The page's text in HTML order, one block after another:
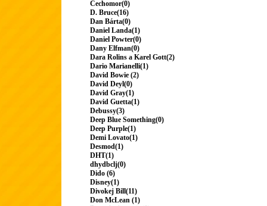
Čechomor(0)
D. Bruce(16)
Dan Bárta(0)
Daniel Landa(1)
Daniel Powter(0)
Dany Elfman(0)
Dara Rolins a Karel Gott(2)
Dario Marianelli(1)
David Bowie (2)
David Deyl(0)
David Gray(1)
David Guetta(1)
Debussy(3)
Deep Blue Something(0)
Deep Purple(1)
Demi Lovato(1)
Desmod(1)
DHT(1)
dhydbclj(0)
Dido (6)
Disney(1)
Divokej Bill(11)
Don McLean (1)